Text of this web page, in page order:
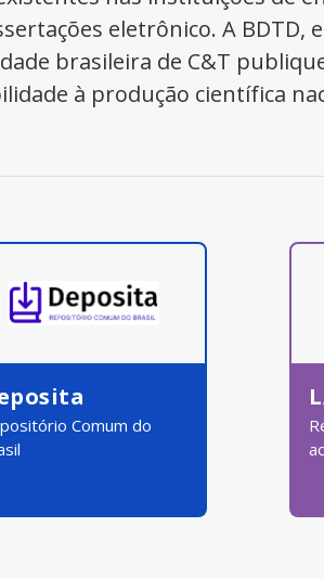
eletrônico. A
brasileira de C&T
à produção científica
Comum do